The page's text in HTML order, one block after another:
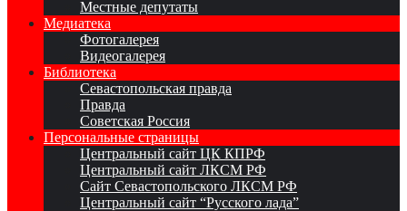
Местные депутаты
Медиатека
Фотогалерея
Видеогалерея
Библиотека
Севастопольская правда
Правда
Советская Россия
Персональные страницы
Центральный сайт ЦК КПРФ
Центральный сайт ЛКСМ РФ
Сайт Севастопольского ЛКСМ РФ
Центральный сайт “Русского лада”